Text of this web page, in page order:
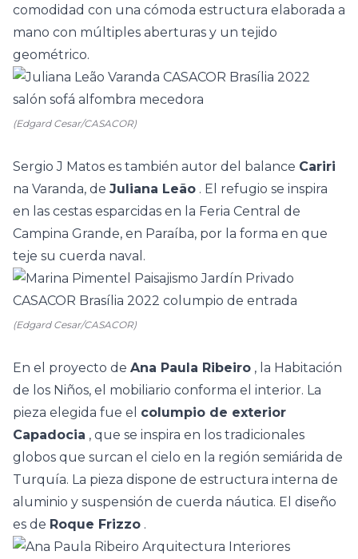
comodidad con una cómoda estructura elaborada a
mano con múltiples aberturas y un tejido
geométrico.
(Edgard Cesar/CASACOR)
Sergio J Matos es también autor del balance Cariri
na Varanda, de Juliana Leão . El refugio se inspira
en las cestas esparcidas en la Feria Central de
Campina Grande, en Paraíba, por la forma en que
teje su cuerda naval.
(Edgard Cesar/CASACOR)
En el proyecto de Ana Paula Ribeiro , la Habitación
de los Niños, el mobiliario conforma el interior. La
pieza elegida fue el columpio de exterior
Capadocia , que se inspira en los tradicionales
globos que surcan el cielo en la región semiárida de
Turquía. La pieza dispone de estructura interna de
aluminio y suspensión de cuerda náutica. El diseño
es de Roque Frizzo .